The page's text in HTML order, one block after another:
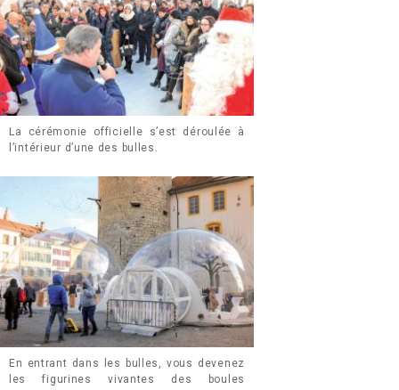
La cérémonie officielle s’est déroulée à
l’intérieur d’une des bulles.
En entrant dans les bulles, vous devenez
les figurines vivantes des boules